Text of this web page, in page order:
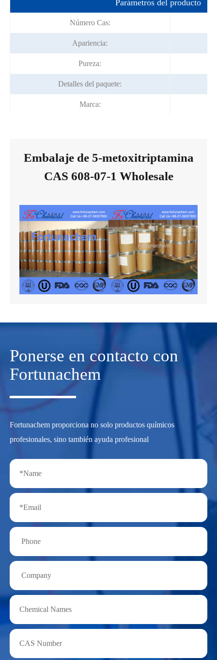
Parámetros del producto
Número Cas:
Apariencia:
Pureza:
Detalles del paquete:
Marca:
Embalaje de 5-metoxitriptamina
CAS 608-07-1 Wholesale
Ponerse en contacto con
Fortunachem
Fortunachem proporciona no solo productos químicos
profesionales, sino también ayuda profesional